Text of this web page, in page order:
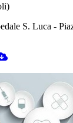
S. Luca -